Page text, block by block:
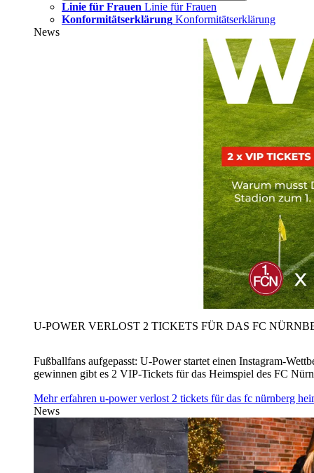
Linie für Frauen Linie für Frauen
Konformitätserklärung Konformitätserklärung
News
U‑POWER VERLOST 2 TICKETS FÜR DAS FC
Fußballfans aufgepasst: U‑Power startet einen Instagram-
gewinnen gibt es 2 VIP-Tickets für das Heimspiel des FC
Mehr erfahren u‑power verlost 2 tickets für das fc nürnberg
News